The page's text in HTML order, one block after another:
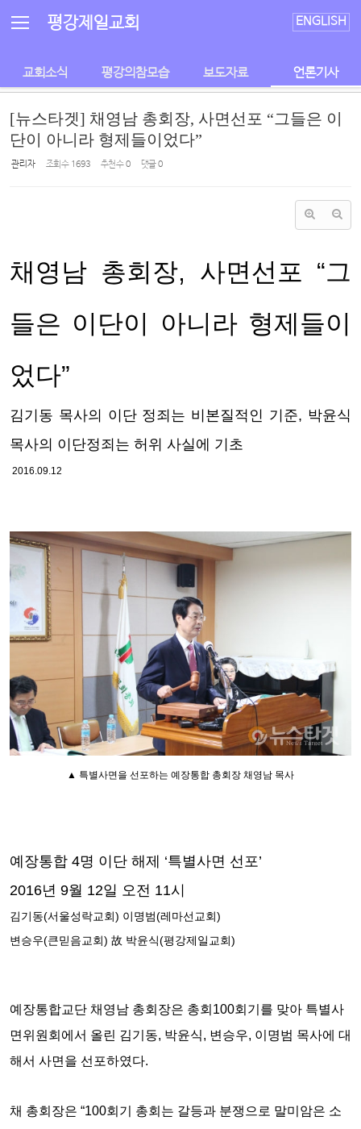
평강제일교회 ENGLISH
교회소식 평강의참모습 보도자료 언론기사
[뉴스타겟] 채영남 총회장, 사면선포 “그들은 이
단이 아니라 형제들이었다”
관리자 조회 수 1693 추천 수0 댓글0
채영남 총회장, 사면선포 “그
들은 이단이 아니라 형제들이
었다”
김기동 목사의 이단 정죄는 비본질적인 기준, 박윤식
목사의 이단정죄는 허위 사실에 기초
2016.09.12
▲ 특별사면을 선포하는 예장통합 총회장 채영남 목사
예장통합 4명 이단 해제 ‘특별사면 선포’
2016년 9월 12일 오전 11시
김기동(서울성락교회) 이명범(레마선교회)
변승우(큰믿음교회) 故 박윤식(평강제일교회)
예장통합교단 채영남 총회장은 총회100회기를 맞아 특별사
면위원회에서 올린 김기동, 박윤식, 변승우, 이명범 목사에 대
해서 사면을 선포하였다.
채 총회장은 “100회기 총회는 갈등과 분쟁으로 말미암은 소